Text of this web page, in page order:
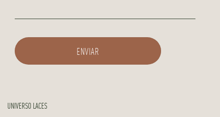
UNIVERSO LACES